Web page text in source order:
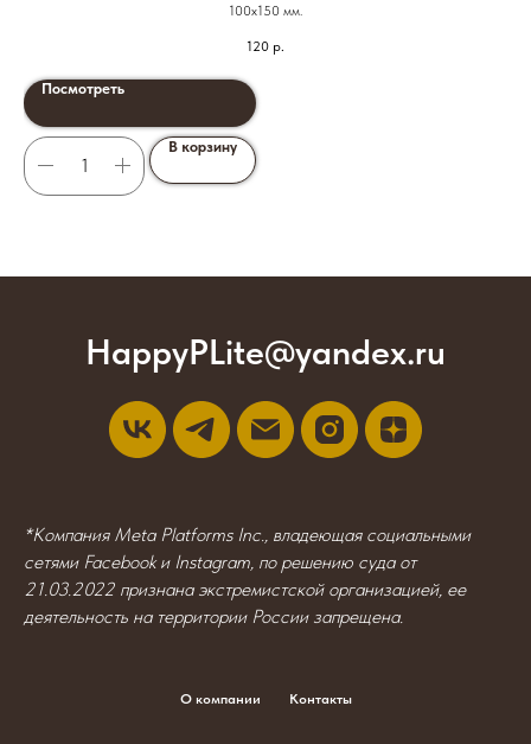
100х150 мм.
120 р.
Посмотреть
В корзину
HappyPLite@yandex.ru
*Компания Meta Platforms Inc., владеющая социальными
сетями Facebook и Instagram, по решению суда от
21.03.2022 признана экстремистской организацией, ее
деятельность на территории России запрещена.
О компании Контакты